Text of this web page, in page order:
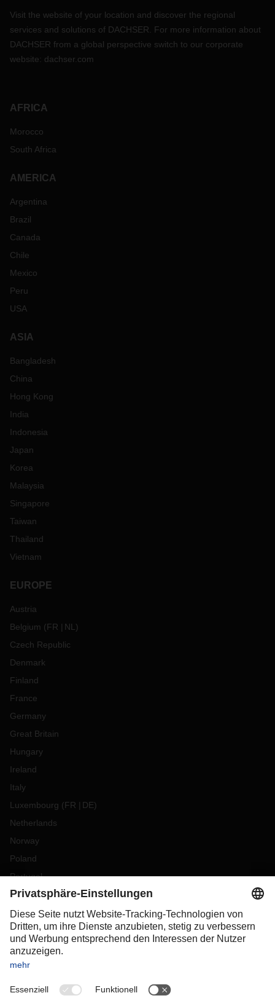
Visit the website of your location and discover the regional
services and solutions of DACHSER. For more information about
DACHSER from a global perspective switch to our corporate
website: dachser.com
AFRICA
Morocco
South Africa
AMERICA
Argentina
Brazil
Canada
Chile
Mexico
Peru
USA
ASIA
Bangladesh
China
Hong Kong
India
Indonesia
Japan
Korea
Malaysia
Singapore
Taiwan
Thailand
Vietnam
EUROPE
Austria
Belgium (FR NL )
Czech Republic
Denmark
Finland
France
Germany
Great Britain
Hungary
Ireland
Italy
Luxembourg (FR DE)
Netherlands
Norway
Poland
Portugal
Romania
Slovakia
Spain
Sweden
Switzerland